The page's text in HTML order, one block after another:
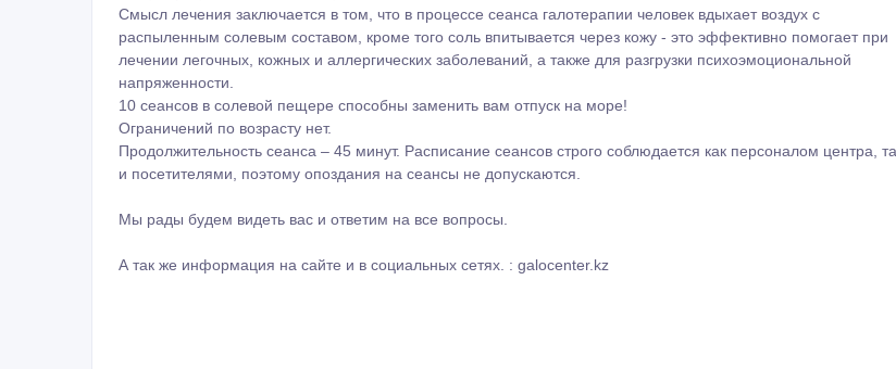
Продолжительность сеанса – 45 минут. Расписание сеансов строго соблюдается как персоналом центра, так
А так же информация на сайте и в социальных сетях. : galocenter.kz